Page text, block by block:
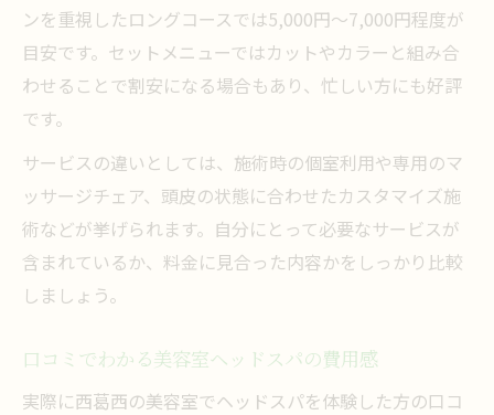
ンを重視したロングコースでは5,000円～7,000円程度が
目安です。セットメニューではカットやカラーと組み合
わせることで割安になる場合もあり、忙しい方にも好評
です。
サービスの違いとしては、施術時の個室利用や専用のマ
ッサージチェア、頭皮の状態に合わせたカスタマイズ施
術などが挙げられます。自分にとって必要なサービスが
含まれているか、料金に見合った内容かをしっかり比較
しましょう。
口コミでわかる美容室ヘッドスパの費用感
実際に西葛西の美容室でヘッドスパを体験した方の口コ